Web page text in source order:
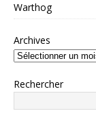
Warthog
Archives
Rechercher